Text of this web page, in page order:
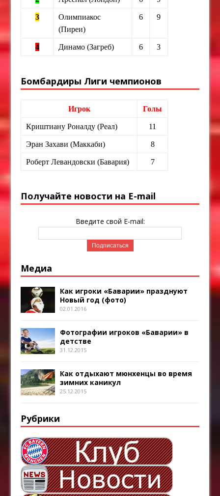
3
Олимпиакос
(Пиреи)
6 9
4 Динамо (Загреб) 6 3
Бомбардиры Лиги чемпионов
Игрок Голы
Криштиану Роналду (Реал) 11
Эран Захави (Маккаби) 8
Роберт Левандовски (Бавария) 7
Получайте новости на E-mail
Введите свой E-mail:
Медиа
Как игроки «Баварии» празднуют
Новый год (фото)
02.01.2016
Фотографии игроков «Баварии» в
детстве
31.12.2015
Как отдыхают мюнхенцы во время
зимних каникул
25.12.2015
Рубрики